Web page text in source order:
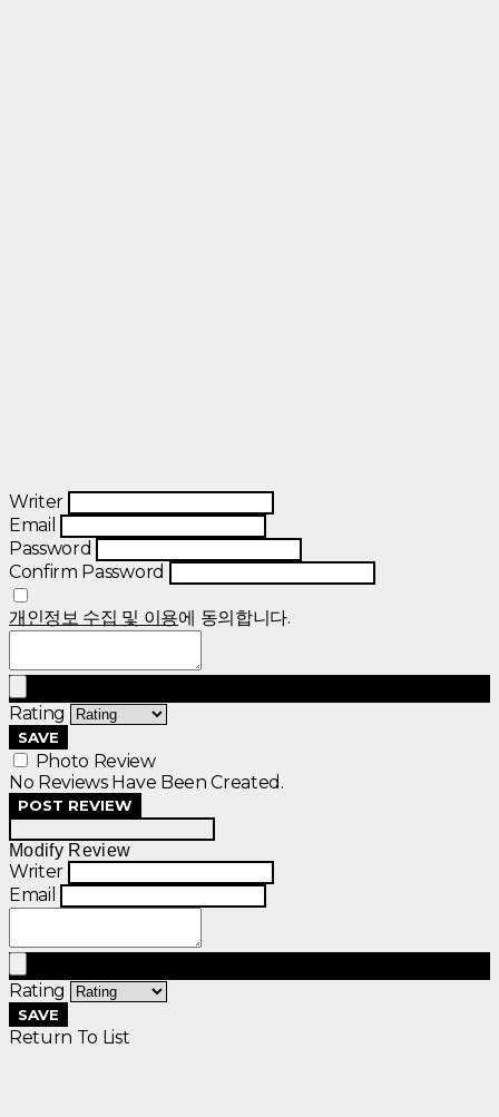
Writer
Email
Password
Confirm Password
개인정보 수집 및 이용에 동의합니다.
Rating
SAVE
Photo Review
No Reviews Have Been Created.
POST REVIEW
Modify Review
Writer
Email
Rating
SAVE
Return To List